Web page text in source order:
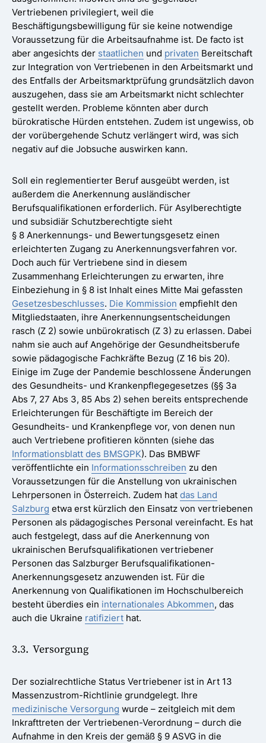
Vertriebenen privilegiert, weil die
Beschäftigungsbewilligung für sie keine notwendige
Voraussetzung für die Arbeitsaufnahme ist. De facto ist
aber angesichts der staatlichen und privaten Bereitschaft
zur Integration von Vertriebenen in den Arbeitsmarkt und
des Entfalls der Arbeitsmarktprüfung grundsätzlich davon
auszugehen, dass sie am Arbeitsmarkt nicht schlechter
gestellt werden. Probleme könnten aber durch
bürokratische Hürden entstehen. Zudem ist ungewiss, ob
der vorübergehende Schutz verlängert wird, was sich
negativ auf die Jobsuche auswirken kann.
Soll ein reglementierter Beruf ausgeübt werden, ist
außerdem die Anerkennung ausländischer
Berufsqualifikationen erforderlich. Für Asylberechtigte
und subsidiär Schutzberechtigte sieht
§ 8 Anerkennungs- und Bewertungsgesetz einen
erleichterten Zugang zu Anerkennungsverfahren vor.
Doch auch für Vertriebene sind in diesem
Zusammenhang Erleichterungen zu erwarten, ihre
Einbeziehung in § 8 ist Inhalt eines Mitte Mai gefassten
Gesetzesbeschlusses. Die Kommission empfiehlt den
Mitgliedstaaten, ihre Anerkennungsentscheidungen
rasch (Z 2) sowie unbürokratisch (Z 3) zu erlassen. Dabei
nahm sie auch auf Angehörige der Gesundheitsberufe
sowie pädagogische Fachkräfte Bezug (Z 16 bis 20).
Einige im Zuge der Pandemie beschlossene Änderungen
des Gesundheits- und Krankenpflegegesetzes (§§ 3a
Abs 7, 27 Abs 3, 85 Abs 2) sehen bereits entsprechende
Erleichterungen für Beschäftigte im Bereich der
Gesundheits- und Krankenpflege vor, von denen nun
auch Vertriebene profitieren könnten (siehe das
Informationsblatt des BMSGPK). Das BMBWF
veröffentlichte ein Informationsschreiben zu den
Voraussetzungen für die Anstellung von ukrainischen
Lehrpersonen in Österreich. Zudem hat das Land
Salzburg etwa erst kürzlich den Einsatz von vertriebenen
Personen als pädagogisches Personal vereinfacht. Es hat
auch festgelegt, dass auf die Anerkennung von
ukrainischen Berufsqualifikationen vertriebener
Personen das Salzburger Berufsqualifikationen-
Anerkennungsgesetz anzuwenden ist. Für die
Anerkennung von Qualifikationen im Hochschulbereich
besteht überdies ein internationales Abkommen, das
auch die Ukraine ratifiziert hat.
3.3. Versorgung
Der sozialrechtliche Status Vertriebener ist in Art 13
Massenzustrom-Richtlinie grundgelegt. Ihre
medizinische Versorgung wurde – zeitgleich mit dem
Inkrafttreten der Vertriebenen-Verordnung – durch die
Aufnahme in den Kreis der gemäß § 9 ASVG in die